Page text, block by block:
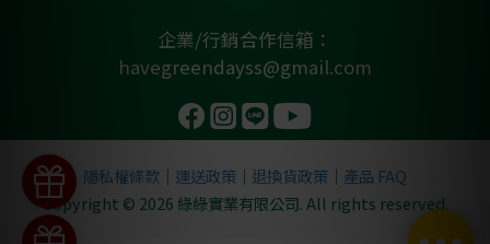
企業/行銷合作信箱：
havegreendayss@gmail.com
隱私權條款 ｜ 運送政策 ｜ 退換貨政策 ｜ 產品 FAQ
Copyright © 2026 綠綠實業有限公司. All rights reserved.